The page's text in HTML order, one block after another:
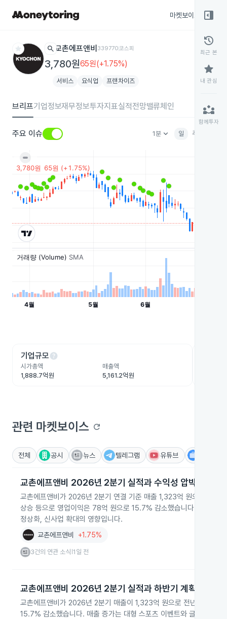
마켓보이스
star search 교촌에프앤비 339770코스피
3,780원65원(+1.75%)
서비스 요식업 프랜차이즈
브리프기업정보재무정보투자지표실적전망밸류체인
주요 이슈 1분keyboard_arrow_down 일 주
기업규모help
시가총액
1,888.7억원
매출액
5,161.2억원
관련 마켓보이스 refresh
전체 공시 뉴스 텔레그램 유튜브
교촌에프앤비 2026년 2분기 실적과 수익성 압박
교촌에프앤비가 2026년 2분기 연결 기준 매출 1,323억 원으로
상승 등으로 영업이익은 78억 원으로 15.7% 감소했습니다. 매출 증
정상화, 신사업 확대의 영향입니다.
교촌에프앤비 +1.75%
3건의 연관 소식 1일 전
교촌에프앤비 2026년 2분기 실적과 하반기 계획
교촌에프앤비가 2026년 2분기 매출이 1,323억 원으로 전년 동기 대
15.7% 감소했습니다. 매출 증가는 대형 스포츠 이벤트와 글로벌 매
right_panel_open
history
최근 본
star
내 관심
partner_exchange
함께투자